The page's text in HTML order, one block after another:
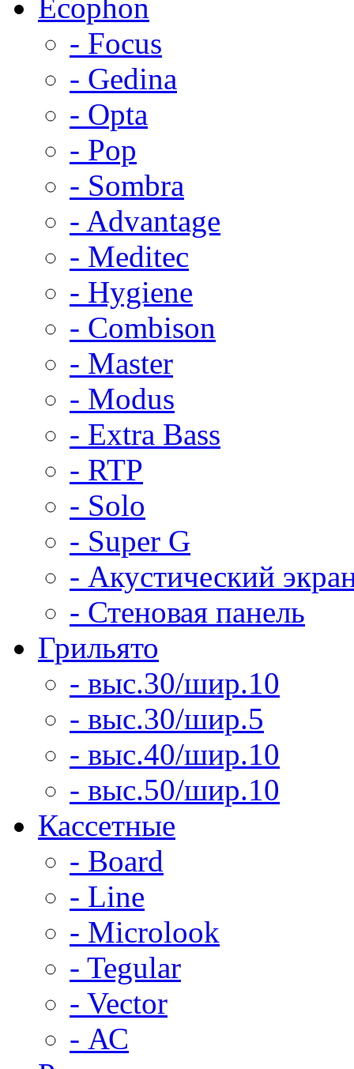
Ecophon
- Focus
- Gedina
- Opta
- Pop
- Sombra
- Advantage
- Meditec
- Hygiene
- Combison
- Master
- Modus
- Extra Bass
- RTP
- Solo
- Super G
- Акустический
- Стеновая панель
Грильято
- выс.30/шир.10
- выс.30/шир.5
- выс.40/шир.10
- выс.50/шир.10
Кассетные
- Board
- Line
- Microlook
- Tegular
- Vector
- АС